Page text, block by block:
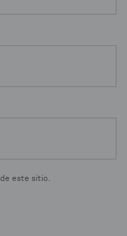
de este sitio.